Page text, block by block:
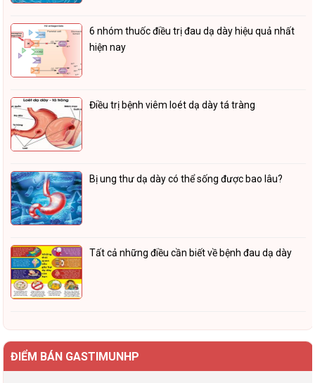
6 nhóm thuốc điều trị đau dạ dày hiệu quả nhất
hiện nay
Điều trị bệnh viêm loét dạ dày tá tràng
Bị ung thư dạ dày có thể sống được bao lâu?
Tất cả những điều cần biết về bệnh đau dạ dày
ĐIỂM BÁN GASTIMUNHP